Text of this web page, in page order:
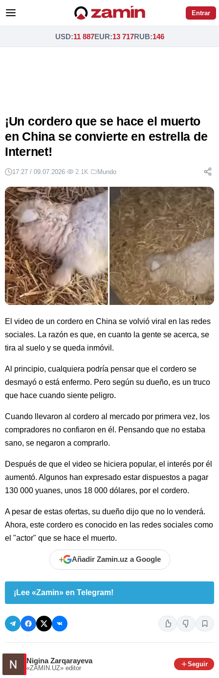
Entrar
USD:11 887EUR:13 717RUB:146
¡Un cordero que se hace el muerto
en China se convierte en estrella de
Internet!
17:27 / 09.07.2026· 2.1K· Mundo
El video de un cordero en China se volvió viral en las redes
sociales. La razón es que, en cuanto la gente se acerca, se
tira al suelo y se queda inmóvil.
Al principio, cualquiera podría pensar que el cordero se
desmayó o está enfermo. Pero según su dueño, es un truco
que hace cuando siente peligro.
Cuando llevaron al cordero al mercado por primera vez, los
compradores no confiaron en él. Pensando que no estaba
sano, se negaron a comprarlo.
Después de que el video se hiciera popular, el interés por él
aumentó. Algunos han expresado estar dispuestos a pagar
130 000 yuanes, unos 18 000 dólares, por el cordero.
A pesar de estas ofertas, su dueño dijo que no lo venderá.
Ahora, este cordero es conocido en las redes sociales como
el "actor" que se hace el muerto.
+ Añadir Zamin.uz a Google
¡Lee «Zamin» en Telegram!
Nigina Zarqarayeva
«ZAMIN.UZ» editor
Seguir